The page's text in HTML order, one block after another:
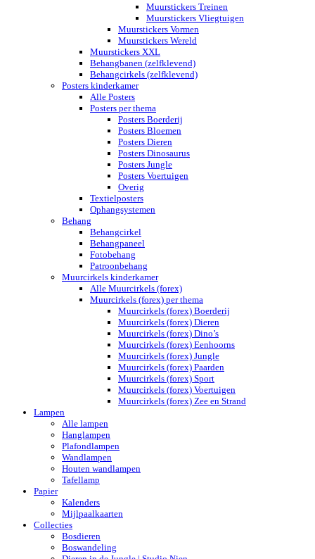
Muurstickers Treinen
Muurstickers Vliegtuigen
Muurstickers Vormen
Muurstickers Wereld
Muurstickers XXL
Behangbanen (zelfklevend)
Behangcirkels (zelfklevend)
Posters kinderkamer
Alle Posters
Posters per thema
Posters Boerderij
Posters Bloemen
Posters Dieren
Posters Dinosaurus
Posters Jungle
Posters Voertuigen
Overig
Textielposters
Ophangsystemen
Behang
Behangcirkel
Behangpaneel
Fotobehang
Patroonbehang
Muurcirkels kinderkamer
Alle Muurcirkels (forex)
Muurcirkels (forex) per thema
Muurcirkels (forex) Boerderij
Muurcirkels (forex) Dieren
Muurcirkels (forex) Dino’s
Muurcirkels (forex) Eenhoorns
Muurcirkels (forex) Jungle
Muurcirkels (forex) Paarden
Muurcirkels (forex) Sport
Muurcirkels (forex) Voertuigen
Muurcirkels (forex) Zee en Strand
Lampen
Alle lampen
Hanglampen
Plafondlampen
Wandlampen
Houten wandlampen
Tafellamp
Papier
Kalenders
Mijlpaalkaarten
Collecties
Bosdieren
Boswandeling